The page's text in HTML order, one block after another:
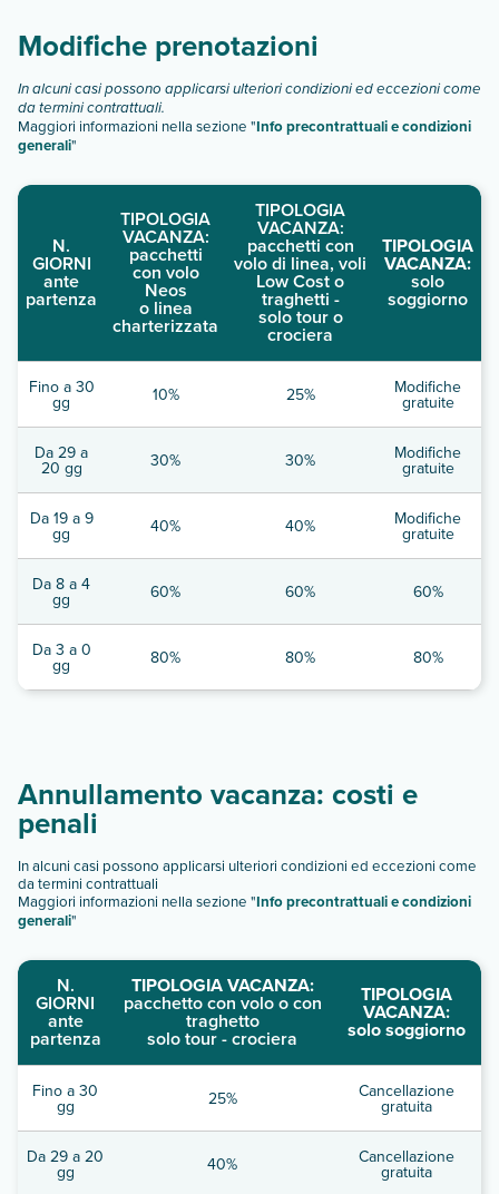
Modifiche prenotazioni
In alcuni casi possono applicarsi ulteriori condizioni ed eccezioni come
da termini contrattuali.
Maggiori informazioni nella sezione "Info precontrattuali e condizioni
generali"
N.
GIORNI
ante
partenza
TIPOLOGIA
VACANZA:
pacchetti
con volo
Neos
o linea
charterizzata
TIPOLOGIA
VACANZA:
pacchetti con
volo di linea, voli
Low Cost o
traghetti -
solo tour o
crociera
TIPOLOGIA
VACANZA:
solo
soggiorno
Fino a 30
gg 10% 25% Modifiche
gratuite
Da 29 a
20 gg 30% 30% Modifiche
gratuite
Da 19 a 9
gg 40% 40% Modifiche
gratuite
Da 8 a 4
gg 60% 60% 60%
Da 3 a 0
gg 80% 80% 80%
Annullamento vacanza: costi e
penali
In alcuni casi possono applicarsi ulteriori condizioni ed eccezioni come
da termini contrattuali
Maggiori informazioni nella sezione "Info precontrattuali e condizioni
generali"
N.
GIORNI
ante
partenza
TIPOLOGIA VACANZA:
pacchetto con volo o con
traghetto
solo tour - crociera
TIPOLOGIA
VACANZA:
solo soggiorno
Fino a 30
gg 25% Cancellazione
gratuita
Da 29 a 20
gg 40% Cancellazione
gratuita